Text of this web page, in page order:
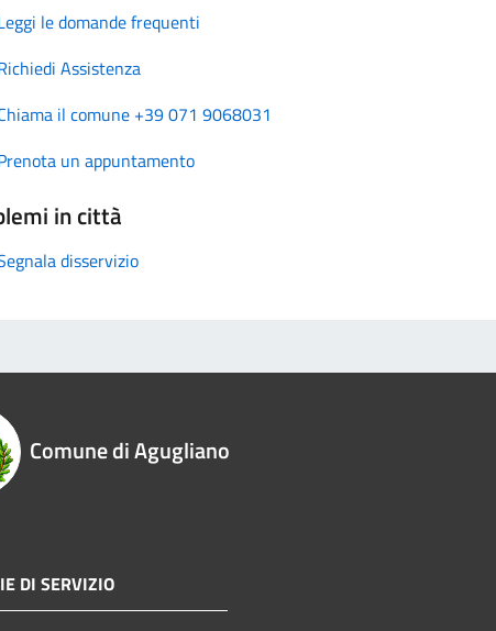
le domande frequenti
Assistenza
il comune +39 071 9068031
un appuntamento
in città
disservizio
Comune di Agugliano
DI SERVIZIO